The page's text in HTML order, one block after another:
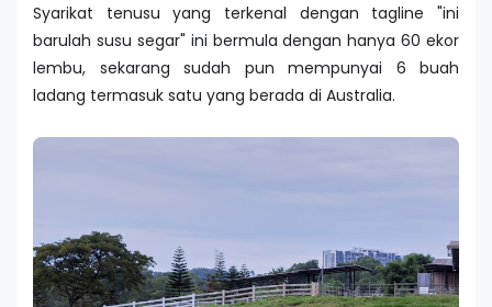
Syarikat tenusu yang terkenal dengan tagline "ini
barulah susu segar" ini bermula dengan hanya 60 ekor
lembu, sekarang sudah pun mempunyai 6 buah
ladang termasuk satu yang berada di Australia.